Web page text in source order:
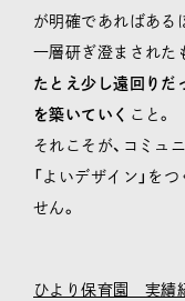
が明確であればある
一層研ぎ澄まされた
たとえ少し遠回りだ
を築いていく こと。
それこそが、コミュ
「よいデザイン」を
せん。
ひより保育園 実績